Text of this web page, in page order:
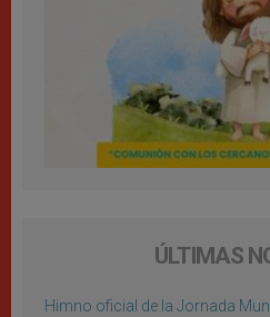
ÚLTIMAS
Himno oficial de la Jornada